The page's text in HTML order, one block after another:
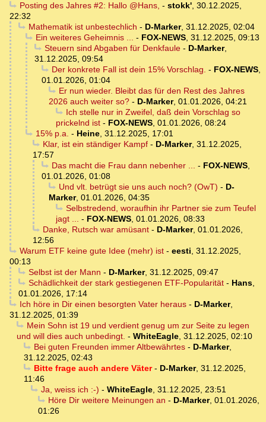
Posting des Jahres #2: Hallo @Hans, - stokk', 30.12.2025,
22:32
Mathematik ist unbestechlich - D-Marker, 31.12.2025, 02:04
Ein weiteres Geheimnis ... - FOX-NEWS, 31.12.2025, 09:13
Steuern sind Abgaben für Denkfaule- D-Marker,
31.12.2025, 09:54
Der konkrete Fall ist dein 15% Vorschlag. - FOX-NEWS,
01.01.2026, 01:04
Er nun wieder. Bleibt das für den Rest des Jahres
2026 auch weiter so? - D-Marker, 01.01.2026, 04:21
Ich stelle nur in Zweifel, daß dein Vorschlag so
prickelnd ist - FOX-NEWS, 01.01.2026, 08:24
15% p.a. - Heine, 31.12.2025, 17:01
Klar, ist ein ständiger Kampf- D-Marker, 31.12.2025,
17:57
Das macht die Frau dann nebenher ... - FOX-NEWS,
01.01.2026, 01:08
Und vlt. betrügt sie uns auch noch? (OwT) - D-
Marker, 01.01.2026, 04:35
Selbstredend, woraufhin ihr Partner sie zum Teufel
jagt ... - FOX-NEWS, 01.01.2026, 08:33
Danke, Rutsch war amüsant- D-Marker, 01.01.2026,
12:56
Warum ETF keine gute Idee (mehr) ist- eesti, 31.12.2025,
00:13
Selbst ist der Mann - D-Marker, 31.12.2025, 09:47
Schädlichkeit der stark gestiegenen ETF-Popularität- Hans,
01.01.2026, 17:14
Ich höre in Dir einen besorgten Vater heraus- D-Marker,
31.12.2025, 01:39
Mein Sohn ist 19 und verdient genug um zur Seite zu legen
und will dies auch unbedingt. - WhiteEagle, 31.12.2025, 02:10
Bei guten Freunden immer Altbewährtes- D-Marker,
31.12.2025, 02:43
Bitte frage auch andere Väter- D-Marker, 31.12.2025,
11:46
Ja, weiss ich :-) - WhiteEagle, 31.12.2025, 23:51
Höre Dir weitere Meinungen an - D-Marker, 01.01.2026,
01:26